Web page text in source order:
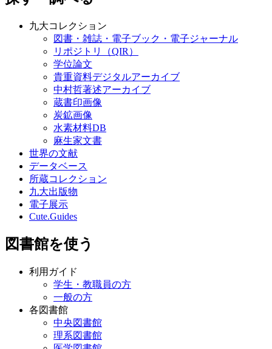
九大コレクション
図書・雑誌・電子ブック・電子ジャーナル
リポジトリ（QIR）
学位論文
貴重資料デジタルアーカイブ
中村哲著述アーカイブ
蔵書印画像
炭鉱画像
水素材料DB
麻生家文書
世界の文献
データベース
所蔵コレクション
九大出版物
電子展示
Cute.Guides
図書館を使う
利用ガイド
学生・教職員の方
一般の方
各図書館
中央図書館
理系図書館